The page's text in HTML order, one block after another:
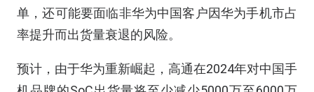
单，还可能要面临非华为中国客户因华为手机市占
率提升而出货量衰退的风险。
预计，由于华为重新崛起，高通在2024年对中国手